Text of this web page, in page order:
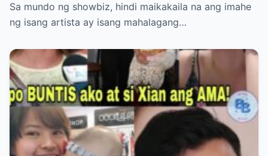
Sa mundo ng showbiz, hindi maikakaila na ang imahe
ng isang artista ay isang mahalagang…